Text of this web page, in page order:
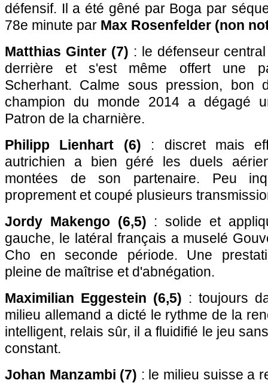
défensif. Il a été gêné par Boga par
78e minute par Max Rosenfelder (non
Matthias Ginter (7) : le défenseur
derrière et s'est même offert une
Scherhant. Calme sous pression, bon
champion du monde 2014 a dégagé
Patron de la charnière.
Philipp Lienhart (6) : discret mais
autrichien a bien géré les duels
montées de son partenaire. Peu
proprement et coupé plusieurs
Jordy Makengo (6,5) : solide et
gauche, le latéral français a muselé
Cho en seconde période. Une
pleine de maîtrise et d'abnégation.
Maximilian Eggestein (6,5) : toujours
milieu allemand a dicté le rythme de la
intelligent, relais sûr, il a fluidifié le jeu
constant.
Johan Manzambi (7) : le milieu suisse a